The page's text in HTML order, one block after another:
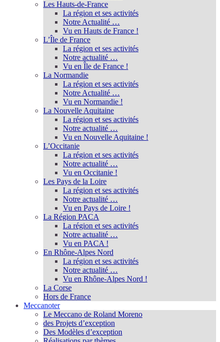
Les Hauts-de-France
La région et ses activités
Notre Actualité …
Vu en Hauts de France !
L’Île de France
La région et ses activités
Notre actualité …
Vu en Île de France !
La Normandie
La région et ses activités
Notre Actualité …
Vu en Normandie !
La Nouvelle Aquitaine
La région et ses activités
Notre actualité …
Vu en Nouvelle Aquitaine !
L’Occitanie
La région et ses activités
Notre actualité …
Vu en Occitanie !
Les Pays de la Loire
La région et ses activités
Notre actualité …
Vu en Pays de Loire !
La Région PACA
La région et ses activités
Notre actualité …
Vu en PACA !
En Rhône-Alpes Nord
La région et ses activités
Notre actualité …
Vu en Rhône-Alpes Nord !
La Corse
Hors de France
Meccanoter
Le Meccano de Roland Moreno
des Projets d’exception
Des Modèles d’exception